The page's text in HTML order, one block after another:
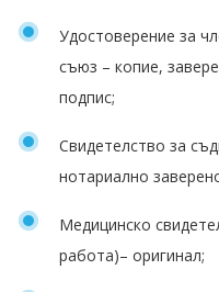
Удостоверение за
съюз – копие,
подпис;
Свидетелство за
нотариално
Медицинско
работа)– оригинал;